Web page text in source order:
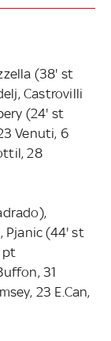
(38' st
Castrovilli
(24' st
Venuti, 6
28
Pjanic (44' st
pt
31
23 E.Can,